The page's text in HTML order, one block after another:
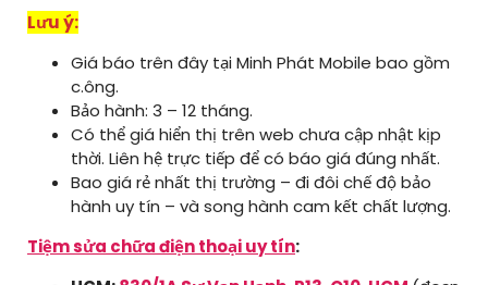
Lưu ý:
Giá báo trên đây tại Minh Phát Mobile bao gồm
c.ông.
Bảo hành: 3 – 12 tháng.
Có thể giá hiển thị trên web chưa cập nhật kịp
thời. Liên hệ trực tiếp để có báo giá đúng nhất.
Bao giá rẻ nhất thị trường – đi đôi chế độ bảo
hành uy tín – và song hành cam kết chất lượng.
Tiệm sửa chữa điện thoại uy tín: